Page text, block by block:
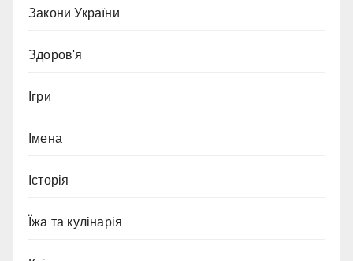
Закони України
Здоров'я
Ігри
Імена
Історія
Їжа та кулінарія